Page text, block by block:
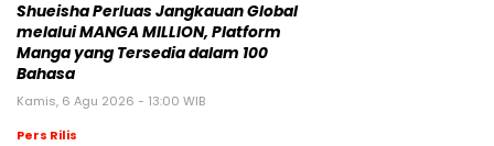
Shueisha Perluas Jangkauan Global
melalui MANGA MILLION, Platform
Manga yang Tersedia dalam 100
Bahasa
Kamis, 6 Agu 2026 - 13:00 WIB
Pers Rilis